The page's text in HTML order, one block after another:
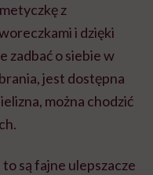
z
i dzięki
zadbać o siebie w
jest dostępna
można chodzić
są fajne ulepszacze